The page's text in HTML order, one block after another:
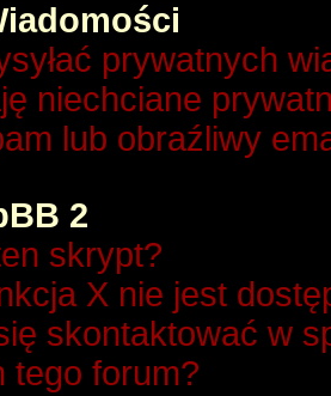
prywatnych
niechciane
lub obraźliwy
2
skrypt?
X nie jest
skontaktować w
tego forum?